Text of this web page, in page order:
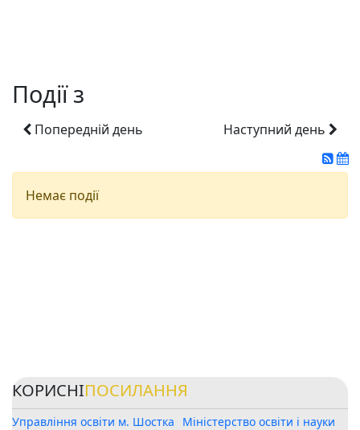
Події з
Попередній день Наступний день
Немає події
КОРИСНІПОСИЛАННЯ
Управління освіти м. Шостка
Міністерство освіти і науки